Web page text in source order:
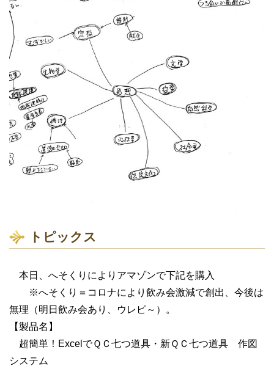
トピックス
本日、へそくりによりアマゾンで下記を購入
※へそくり＝コロナにより飲み会激減で創出、今後は
無理（明日飲み会あり、ウレピ～）。
【製品名】
超簡単！ExcelでＱＣ七つ道具・新ＱＣ七つ道具 作図
システム